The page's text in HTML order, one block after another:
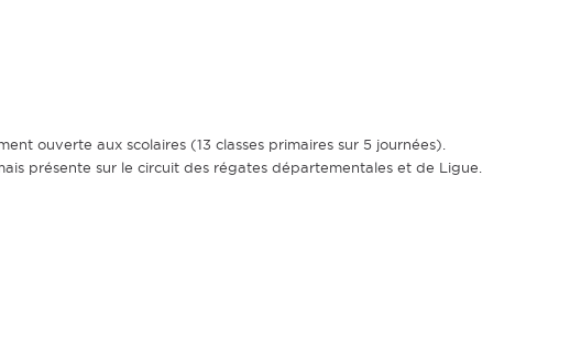
ouverte aux scolaires (13 classes primaires sur 5 journées).
présente sur le circuit des régates départementales et de Ligue.